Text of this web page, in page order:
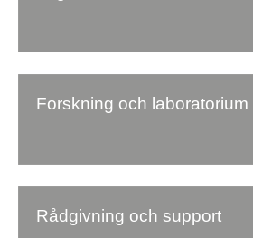
Forskning och laboratorium
Rådgivning och support